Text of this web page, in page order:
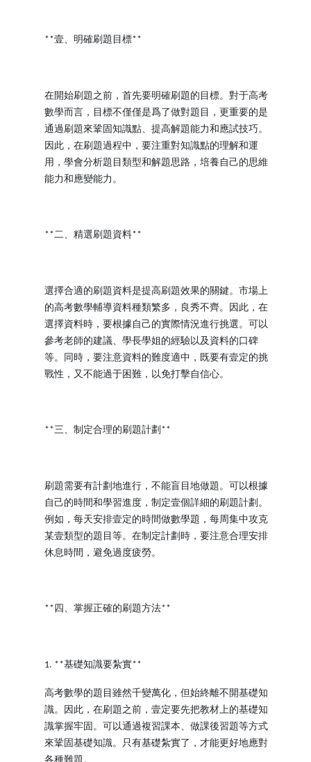
**壹、明確刷題目標**
在開始刷題之前，首先要明確刷題的目標。對于高考
數學而言，目標不僅僅是爲了做對題目，更重要的是
通過刷題來鞏固知識點、提高解題能力和應試技巧。
因此，在刷題過程中，要注重對知識點的理解和運
用，學會分析題目類型和解題思路，培養自己的思維
能力和應變能力。
** 二、精選刷題資料**
選擇合適的刷題資料是提高刷題效果的關鍵。市場上
的高考數學輔導資料種類繁多，良秀不齊。因此，在
選擇資料時，要根據自己的實際情況進行挑選。可以
參考老師的建議、學長學姐的經驗以及資料的口碑
等。同時，要注意資料的難度適中，既要有壹定的挑
戰性，又不能過于困難，以免打擊自信心。
**三、制定合理的刷題計劃 **
刷題需要有計劃地進行，不能盲目地做題。可以根據
自己的時間和學習進度，制定壹個詳細的刷題計劃。
例如，每天安排壹定的時間做數學題，每周集中攻克
某壹類型的題目等。在制定計劃時，要注意合理安排
休息時間，避免過度疲勞。
** 四、掌握正確的刷題方法**
1. **基礎知識要紮實**
高考數學的題目雖然千變萬化，但始終離不開基礎知
識。因此，在刷題之前，壹定要先把教材上的基礎知
識掌握牢固。可以通過複習課本、做課後習題等方式
來鞏固基礎知識。只有基礎紮實了，才能更好地應對
各種難題。